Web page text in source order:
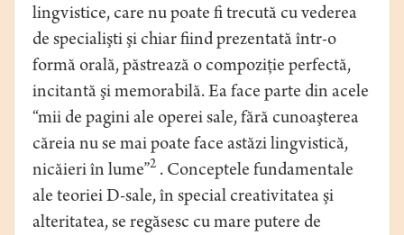
lingvistice, care nu poate fi trecută cu vederea
de specialişti şi chiar fiind prezentată într-o
formă orală, păstrează o compoziţie perfectă,
incitantă şi memorabilă. Ea face parte din acele
“mii de pagini ale operei sale, fără cunoaşterea
căreia nu se mai poate face astăzi lingvistică,
nicăieri în lume”2 . Conceptele fundamentale
ale teoriei D-sale, în special creativitatea şi
alteritatea, se regăsesc cu mare putere de